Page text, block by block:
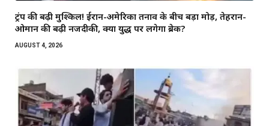
ट्रंप की बढ़ी मुश्किलें! ईरान-अमेरिका तनाव के बीच बड़ा मोड़, तेहरान-
ओमान की बढ़ी नजदीकी, क्या युद्ध पर लगेगा ब्रेक?
AUGUST 4, 2026